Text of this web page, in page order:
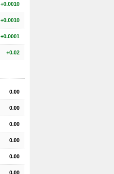
+0.0010
+0.0010
+0.0001
+0.02
0.00
0.00
0.00
0.00
0.00
0.00